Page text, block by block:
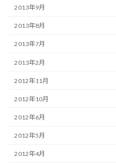
2013年9月
2013年8月
2013年7月
2013年2月
2012年11月
2012年10月
2012年6月
2012年5月
2012年4月